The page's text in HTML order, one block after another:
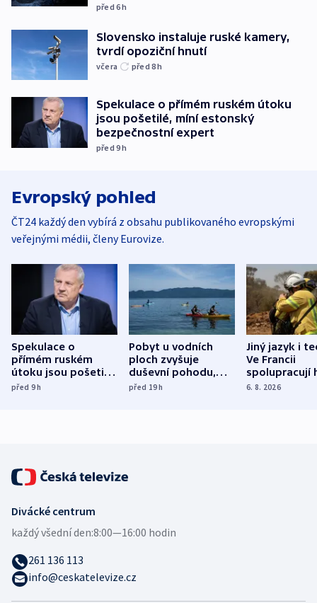
před 6h
Slovensko instaluje ruské kamery,
tvrdí opoziční hnutí
včera před 8h
Spekulace o přímém ruském útoku
jsou pošetilé, míní estonský
bezpečnostní expert
před 9h
Evropský pohled
ČT24 každý den vybírá z obsahu publikovaného evropskými
veřejnými médii, členy Eurovize.
Spekulace o
přímém ruském
útoku jsou pošetilé,
míní estonský
před 9h
Pobyt u vodních
ploch zvyšuje
duševní pohodu,
ukázala
před 19h
Jiný jazyk i
Ve Francii
spolupracují
různých zemí
6. 8. 2026
Divácké centrum
každý všední den:8:00—16:00 hodin
261 136 113
info@ceskatelevize.cz